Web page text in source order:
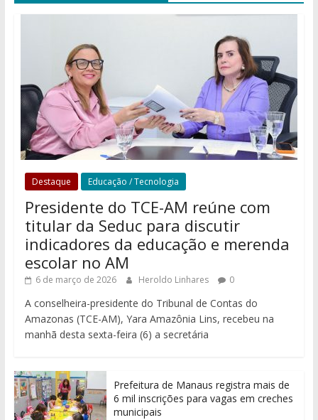
Destaque Educação / Tecnologia
Presidente do TCE-AM reúne com
titular da Seduc para discutir
indicadores da educação e merenda
escolar no AM
6 de março de 2026 Heroldo Linhares 0
A conselheira-presidente do Tribunal de Contas do
Amazonas (TCE-AM), Yara Amazônia Lins, recebeu na
manhã desta sexta-feira (6) a secretária
Prefeitura de Manaus registra mais de
6 mil inscrições para vagas em creches
municipais